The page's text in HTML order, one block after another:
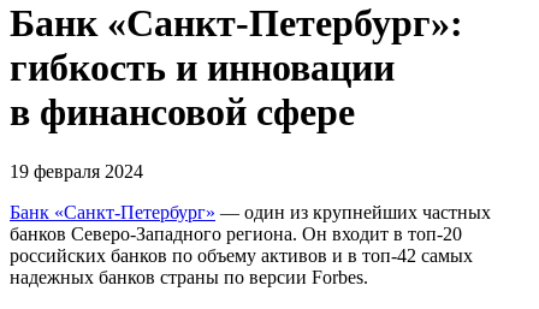
Банк «Санкт-Петербург»:
гибкость и инновации
в финансовой сфере
19 февраля 2024
Банк «Санкт-Петербург» — один из крупнейших частных
банков Северо-Западного региона. Он входит в топ-20
российских банков по объему активов и в топ-42 самых
надежных банков страны по версии Forbes.